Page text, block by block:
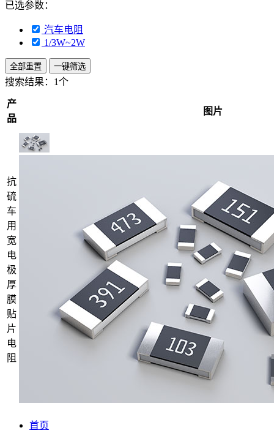
已选参数：
汽车电阻
1/3W~2W
全部重置 一键筛选
搜索结果： 1个
产
品
图片
抗
硫
车
用
宽
电
极
厚
膜
贴
片
电
阻
首页